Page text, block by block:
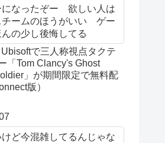
になったぞー 欲しい人は
チームのほうがいい ゲー
の少し後悔してる
Ubisoftで三人称視点タクテ
「Tom Clancy's Ghost
」が期間限定で無料配
版）
ど今混雑してるんじゃな